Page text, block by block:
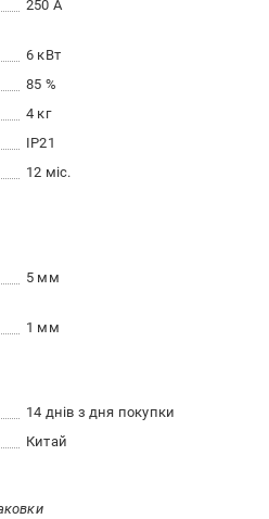
250 А
6 кВт
85 %
4 кг
IP21
12 міс.
5 мм
1 мм
14 днів з дня покупки
Китай